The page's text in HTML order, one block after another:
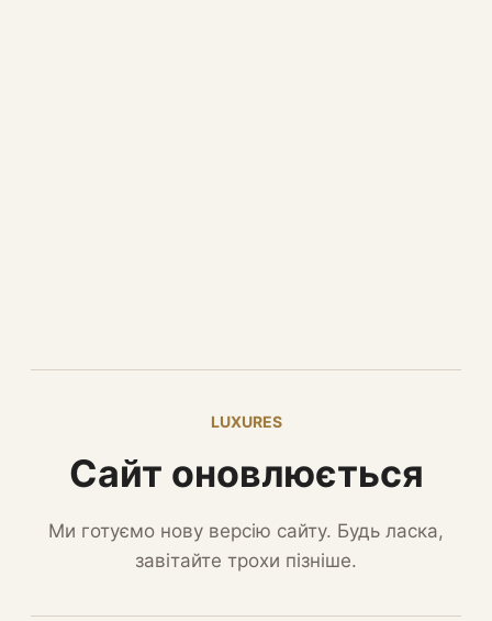
LUXURES
Сайт оновлюється
Ми готуємо нову версію сайту. Будь ласка,
завітайте трохи пізніше.